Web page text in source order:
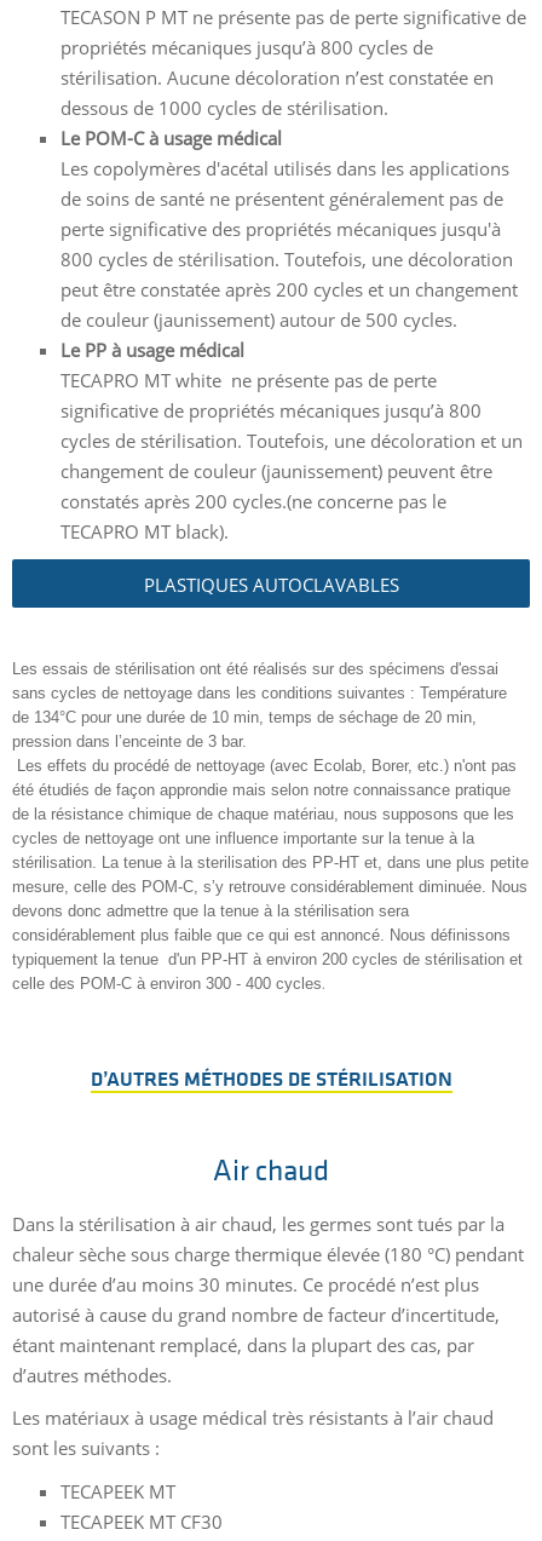
TECASON P MT ne présente pas de perte significative de
propriétés mécaniques jusqu’à 800 cycles de
stérilisation. Aucune décoloration n’est constatée en
dessous de 1000 cycles de stérilisation.
Le POM-Cà usage médical
Les copolymères d'acétal utilisés dans les applications
de soins de santé ne présentent généralement pas de
perte significative des propriétés mécaniques jusqu'à
800 cycles de stérilisation. Toutefois, une décoloration
peut être constatée après 200 cycles et un changement
de couleur (jaunissement) autour de 500 cycles.
Le PP à usage médical
TECAPRO MT white ne présente pas de perte
significative de propriétés mécaniques jusqu’à 800
cycles de stérilisation. Toutefois, une décoloration et un
changement de couleur (jaunissement) peuvent être
constatés après 200 cycles.(ne concerne pas le
TECAPRO MT black).
PLASTIQUES AUTOCLAVABLES
Les essais de stérilisation ont été réalisés sur des spécimens d'essai
sans cycles de nettoyage dans les conditions suivantes : Température
de 134°C pour une durée de 10 min, temps de séchage de 20 min,
pression dans l’enceinte de 3 bar.
Les effets du procédé de nettoyage (avec Ecolab, Borer, etc.) n'ont pas
été étudiés de façon approndie mais selon notre connaissance pratique
de la résistance chimique de chaque matériau, nous supposons que les
cycles de nettoyage ont une influence importante sur la tenue à la
stérilisation. La tenue à la sterilisation des PP-HT et, dans une plus petite
mesure, celle des POM-C, s’y retrouve considérablement diminuée. Nous
devons donc admettre que la tenue à la stérilisation sera
considérablement plus faible que ce qui est annoncé. Nous définissons
typiquement la tenue d'un PP-HT à environ 200 cycles de stérilisation et
celle des POM-C à environ 300 - 400 cycles.
D’AUTRES MÉTHODES DE STÉRILISATION
Air chaud
Dans la stérilisation à air chaud, les germes sont tués par la
chaleur sèche sous charge thermique élevée (180 °C) pendant
une durée d’au moins 30 minutes. Ce procédé n’est plus
autorisé à cause du grand nombre de facteur d’incertitude,
étant maintenant remplacé, dans la plupart des cas, par
d’autres méthodes.
Les matériaux à usage médical très résistants à l’air chaud
sont les suivants :
TECAPEEK MT
TECAPEEK MT CF30